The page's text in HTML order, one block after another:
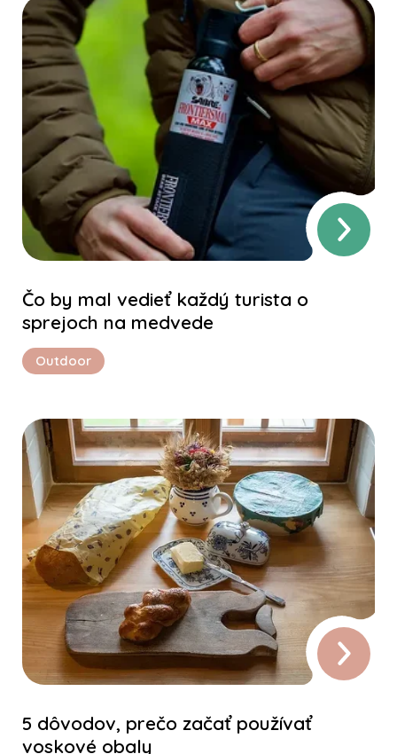
Čo by mal vedieť každý turista o
sprejoch na medvede
Outdoor
5 dôvodov, prečo začať používať
voskové obaly